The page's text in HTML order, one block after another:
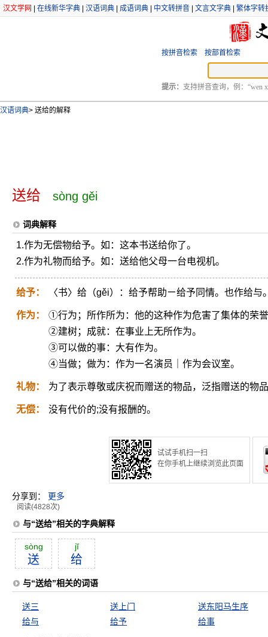
汉文学网 在线新华字典 汉语词典 成语词典 中文转拼音 文言文字典 繁体字转
按拼音检索 按部首检索
提示： 支持拼音查询，例：“wen
汉语词典> 送给的解释
送给 sòng gěi
词典解释
1.作为无偿物给予。如：这本书送给你了。
2.作为礼物而给予。如：送给他父母一台电视机。
给予： 〈书〉给（gěi）：给予帮助ㄧ给予同情。也作给与
作为：
①行为；所作所为：他的这种作为危害了集体的荣
②建树；成就：在事业上无所作为。
③可以做的事：大有作为。
④当做；做为：作为一名演员｜作为会议室。
礼物： 为了表示尊敬或庆祝而赠送的物品，泛指赠送的物
无偿： 没有代价的;没有报酬的。
试试手机扫一扫
在你手机上继续浏览此页面
分享到： 更多
阅读(4828次)
与“送给”相关的字典解释
sòng
送
jĭ
给
与“送给”相关的词语
送三 送上门
送东阳马生序
给与
给予 给事